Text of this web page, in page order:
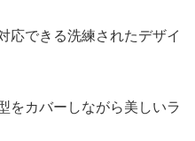
応できる洗練されたデザイ
をカバーしながら美しいラ